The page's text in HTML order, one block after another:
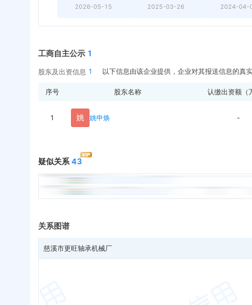
2026-05-15 2025-03-26 2024-04-
工商自主公示 1
股东及出资信息 1 以下信息由该企业提供，企业对其报送信息的真
序号 股东名称 认缴出资额（
1 姚 姚申焕 -
疑似关系 43
关系图谱
慈溪市更旺轴承机械厂